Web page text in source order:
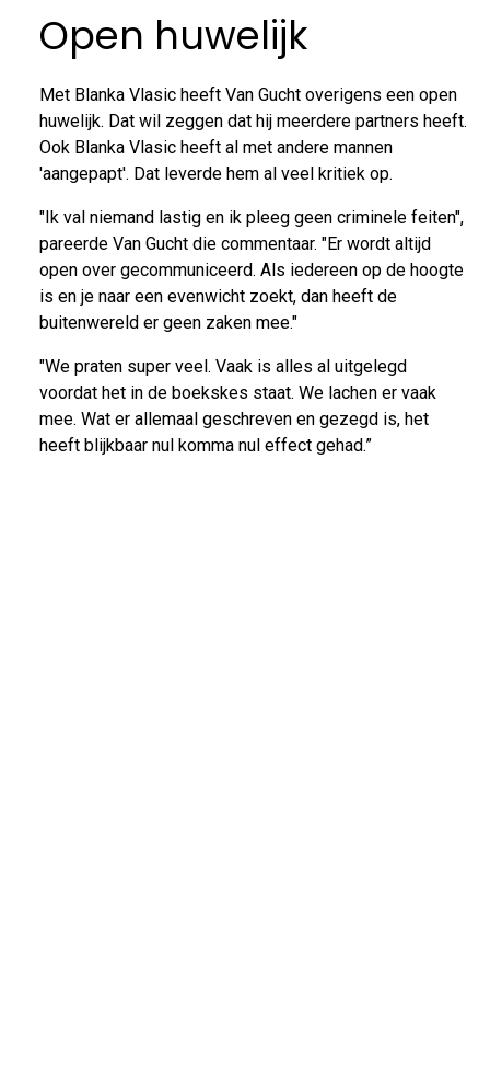
Open huwelijk
Met Blanka Vlasic heeft Van Gucht overigens een open
huwelijk. Dat wil zeggen dat hij meerdere partners heeft.
Ook Blanka Vlasic heeft al met andere mannen
'aangepapt'. Dat leverde hem al veel kritiek op.
"Ik val niemand lastig en ik pleeg geen criminele feiten",
pareerde Van Gucht die commentaar. "Er wordt altijd
open over gecommuniceerd. Als iedereen op de hoogte
is en je naar een evenwicht zoekt, dan heeft de
buitenwereld er geen zaken mee."
"We praten super veel. Vaak is alles al uitgelegd
voordat het in de boekskes staat. We lachen er vaak
mee. Wat er allemaal geschreven en gezegd is, het
heeft blijkbaar nul komma nul effect gehad.”